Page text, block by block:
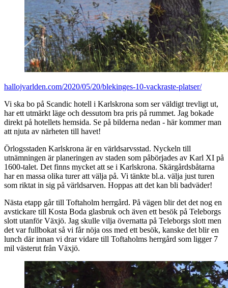
hallojvarlden.com/2020/05/20/blekinges-10-vackraste-platser/
Vi ska bo på Scandic hotell i Karlskrona som ser väldigt trevligt ut,
har ett utmärkt läge och dessutom bra pris på rummet. Jag bokade
direkt på hotellets hemsida. Se på bilderna nedan - här kommer man
att njuta av närheten till havet!
Örlogsstaden Karlskrona är en världsarvsstad. Nyckeln till
utnämningen är planeringen av staden som påbörjades av Karl XI på
1600-talet. Det finns mycket att se i Karlskrona. Skärgårdsbåtarna
har en massa olika turer att välja på. Vi tänkte bl.a. välja just turen
som riktat in sig på världsarven. Hoppas att det kan bli badväder!
Nästa etapp går till Toftaholm herrgård. På vägen blir det det nog en
avstickare till Kosta Boda glasbruk och även ett besök på Teleborgs
slott utanför Växjö. Jag skulle vilja övernatta på Teleborgs slott men
det var fullbokat så vi får nöja oss med ett besök, kanske det blir en
lunch där innan vi drar vidare till Toftaholms herrgård som ligger 7
mil västerut från Växjö.